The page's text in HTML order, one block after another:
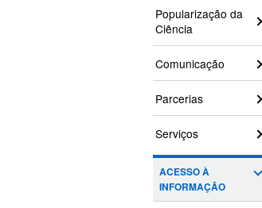
Popularização da
Ciência
Comunicação
Parcerias
Serviços
ACESSO À
INFORMAÇÃO